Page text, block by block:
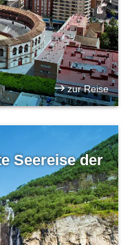
zur Reise
Seereise der